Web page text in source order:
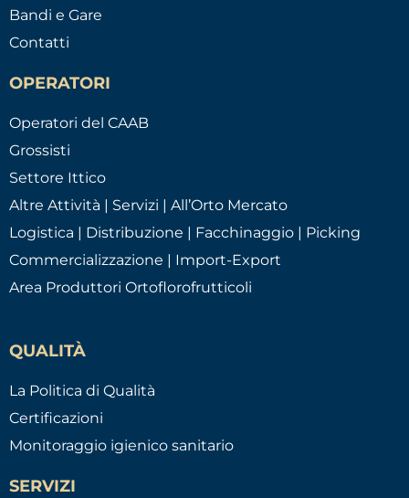
Bandi e Gare
Contatti
OPERATORI
Operatori del CAAB
Grossisti
Settore Ittico
Altre Attività | Servizi | All’Orto Mercato
Logistica | Distribuzione | Facchinaggio | Picking
Commercializzazione | Import-Export
Area Produttori Ortoflorofrutticoli
QUALITÀ
La Politica di Qualità
Certificazioni
Monitoraggio igienico sanitario
SERVIZI